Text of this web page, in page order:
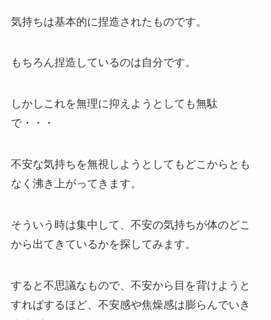
気持ちは基本的に捏造されたものです。
もちろん捏造しているのは自分です。
しかしこれを無理に抑えようとしても無駄
で・・・
不安な気持ちを無視しようとしてもどこからとも
なく沸き上がってきます。
そういう時は集中して、不安の気持ちが体のどこ
から出てきているかを探してみます。
すると不思議なもので、不安から目を背けようと
すればするほど、不安感や焦燥感は膨らんでいき